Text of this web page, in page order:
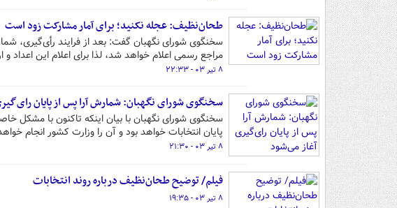
طحان‌نظیف: عجله نکنید؛ برای آمار مشارکت زود است
سخنگوی شورای نگهبان گفت: بعد از فرایند رأی‌گیری،
مراجع رسمی اعلام خواهد شد، لذا برای اعلام این اعداد و
۸ تیر ۰۳ - ۲۲:۳۳
سخنگوی شورای نگهبان: شمارش آرا پس از پایان
سخنگوی شورای نگهبان با بیان اینکه تاکنون با مشکل
پایان انتخابات خواهد بود و آن را وزارت کشور انجام
۸ تیر ۰۳ - ۲۱:۳۰
فیلم/ توضیح طحان‌نظیف درباره روند انتخابات
۸ تیر ۰۳ - ۱۹:۳۵